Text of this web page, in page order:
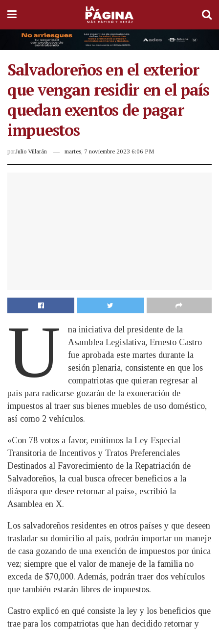
Salvadoreños en el exterior
que vengan residir en el país
quedan exentos de pagar
impuestos
porJulio Villarán martes, 7 noviembre 2023 6:06 PM
U
na iniciativa del presidente de la
Asamblea Legislativa, Ernesto Castro
fue aprobada este martes durante la
sesión plenaria, consistente en que los
compatriotas que quieran regresar al
país para radicarse gozarán de la exoneración de
impuestos al traer sus bienes muebles de uso doméstico,
así como 2 vehículos.
«Con 78 votos a favor, emitimos la Ley Especial
Transitoria de Incentivos y Tratos Preferenciales
Destinados al Favorecimiento de la Repatriación de
Salvadoreños, la cual busca ofrecer beneficios a la
diáspora que desee retornar al país», escribió la
Asamblea en X.
Los salvadoreños residentes en otros países y que deseen
trasladar su domicilio al país, podrán importar un maneje
de casa gozando de una exención de impuestos por única
vez; siempre que el valor de maneje de la familia no
exceda de $70,000. Además, podrán traer dos vehículos
que también estarán libres de impuestos.
Castro explicó en qué consiste la ley y los beneficios que
trae para los compatriotas que han decidido retornar y